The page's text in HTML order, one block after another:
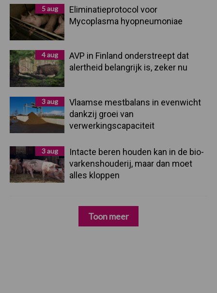
5 aug
Eliminatieprotocol voor
Mycoplasma hyopneumoniae
4 aug
AVP in Finland onderstreept dat
alertheid belangrijk is, zeker nu
3 aug
Vlaamse mestbalans in evenwicht
dankzij groei van
verwerkingscapaciteit
3 aug
Intacte beren houden kan in de bio-
varkenshouderij, maar dan moet
alles kloppen
Toon meer